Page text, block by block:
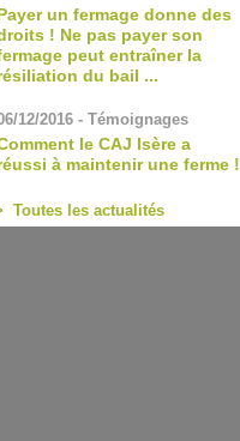
un fermage donne des
! Ne pas payer son
peut entraîner la
du bail ...
12/2016 - Témoignages
le CAJ Isère a
à maintenir une ferme !
Toutes les actualités